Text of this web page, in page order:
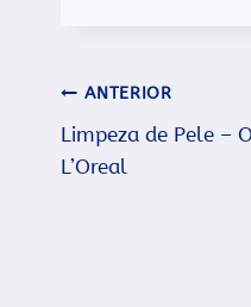
Navegação
de
ANTERIOR
Limpeza de Pele –
L’Oreal